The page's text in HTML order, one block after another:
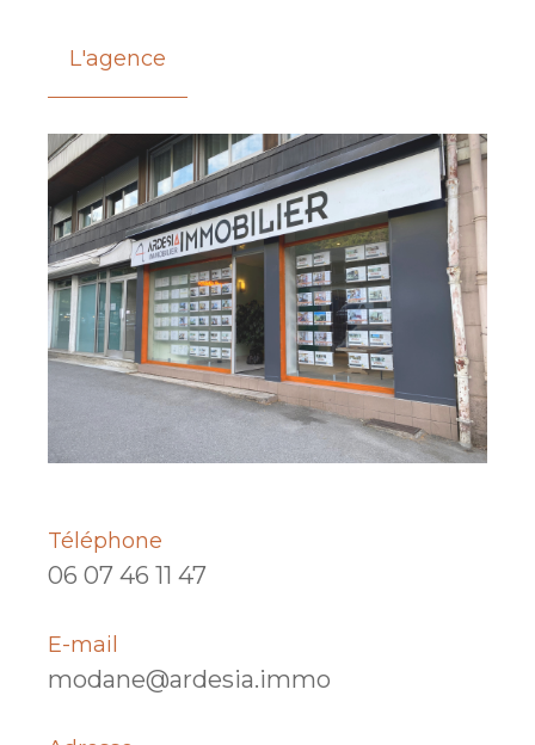
L'agence
Téléphone
06 07 46 11 47
E-mail
modane@ardesia.immo